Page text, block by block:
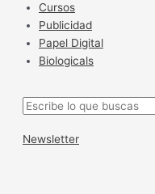
Cursos
Publicidad
Papel Digital
Biologicals
Newsletter